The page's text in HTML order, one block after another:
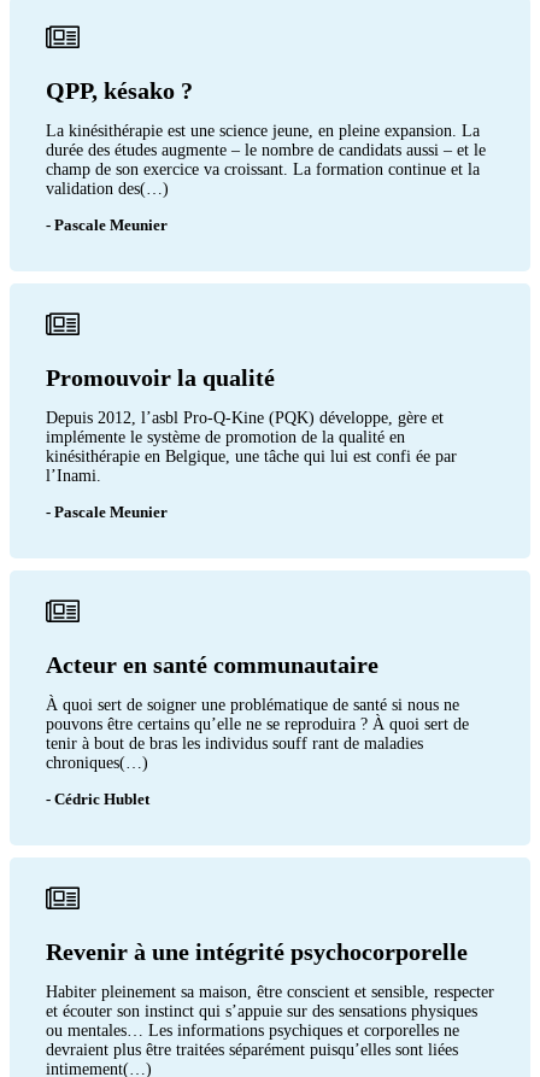
QPP, késako ?
La kinésithérapie est une science jeune, en pleine expansion. La
durée des études augmente – le nombre de candidats aussi – et le
champ de son exercice va croissant. La formation continue et la
validation des(…)
- Pascale Meunier
Promouvoir la qualité
Depuis 2012, l’asbl Pro-Q-Kine (PQK) développe, gère et
implémente le système de promotion de la qualité en
kinésithérapie en Belgique, une tâche qui lui est confi ée par
l’Inami.
- Pascale Meunier
Acteur en santé communautaire
À quoi sert de soigner une problématique de santé si nous ne
pouvons être certains qu’elle ne se reproduira ? À quoi sert de
tenir à bout de bras les individus souff rant de maladies
chroniques(…)
- Cédric Hublet
Revenir à une intégrité psychocorporelle
Habiter pleinement sa maison, être conscient et sensible, respecter
et écouter son instinct qui s’appuie sur des sensations physiques
ou mentales… Les informations psychiques et corporelles ne
devraient plus être traitées séparément puisqu’elles sont liées
intimement(…)